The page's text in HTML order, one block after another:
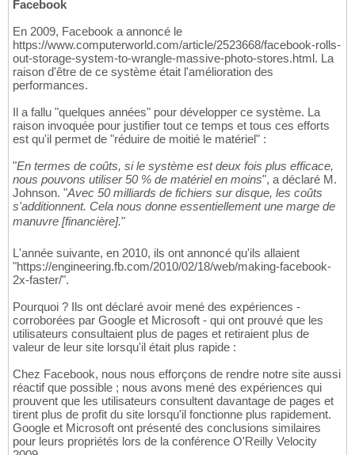
Facebook
En 2009, Facebook a annoncé le
https://www.computerworld.com/article/2523668/facebook-rolls-
out-storage-system-to-wrangle-massive-photo-stores.html. La
raison d'être de ce système était l'amélioration des
performances.
Il a fallu "quelques années" pour développer ce système. La
raison invoquée pour justifier tout ce temps et tous ces efforts
est qu'il permet de "réduire de moitié le matériel" :
"En termes de coûts, si le système est deux fois plus efficace,
nous pouvons utiliser 50 % de matériel en moins", a déclaré M.
Johnson. "Avec 50 milliards de fichiers sur disque, les coûts
s'additionnent. Cela nous donne essentiellement une marge de
manuvre [financière]."
L'année suivante, en 2010, ils ont annoncé qu'ils allaient
"https://engineering.fb.com/2010/02/18/web/making-facebook-
2x-faster/".
Pourquoi ? Ils ont déclaré avoir mené des expériences -
corroborées par Google et Microsoft - qui ont prouvé que les
utilisateurs consultaient plus de pages et retiraient plus de
valeur de leur site lorsqu'il était plus rapide :
Chez Facebook, nous nous efforçons de rendre notre site aussi
réactif que possible ; nous avons mené des expériences qui
prouvent que les utilisateurs consultent davantage de pages et
tirent plus de profit du site lorsqu'il fonctionne plus rapidement.
Google et Microsoft ont présenté des conclusions similaires
pour leurs propriétés lors de la conférence O'Reilly Velocity